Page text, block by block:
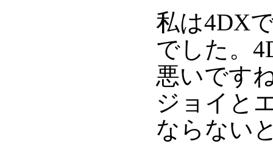
私は4DX
でした。
悪いです
ジョイと
ならない